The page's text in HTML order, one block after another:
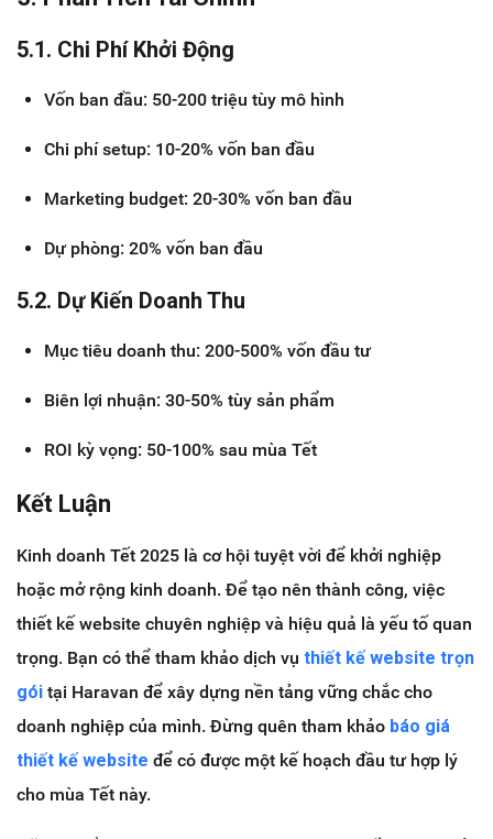
5.1. Chi Phí Khởi Động
Vốn ban đầu: 50-200 triệu tùy mô hình
Chi phí setup: 10-20% vốn ban đầu
Marketing budget: 20-30% vốn ban đầu
Dự phòng: 20% vốn ban đầu
5.2. Dự Kiến Doanh Thu
Mục tiêu doanh thu: 200-500% vốn đầu tư
Biên lợi nhuận: 30-50% tùy sản phẩm
ROI kỳ vọng: 50-100% sau mùa Tết
Kết Luận
Kinh doanh Tết 2025 là cơ hội tuyệt vời để khởi nghiệp
hoặc mở rộng kinh doanh. Để tạo nên thành công, việc
thiết kế website chuyên nghiệp và hiệu quả là yếu tố quan
trọng. Bạn có thể tham khảo dịch vụ thiết kế website trọn
gói tại Haravan để xây dựng nền tảng vững chắc cho
doanh nghiệp của mình. Đừng quên tham khảo báo giá
thiết kế website để có được một kế hoạch đầu tư hợp lý
cho mùa Tết này.